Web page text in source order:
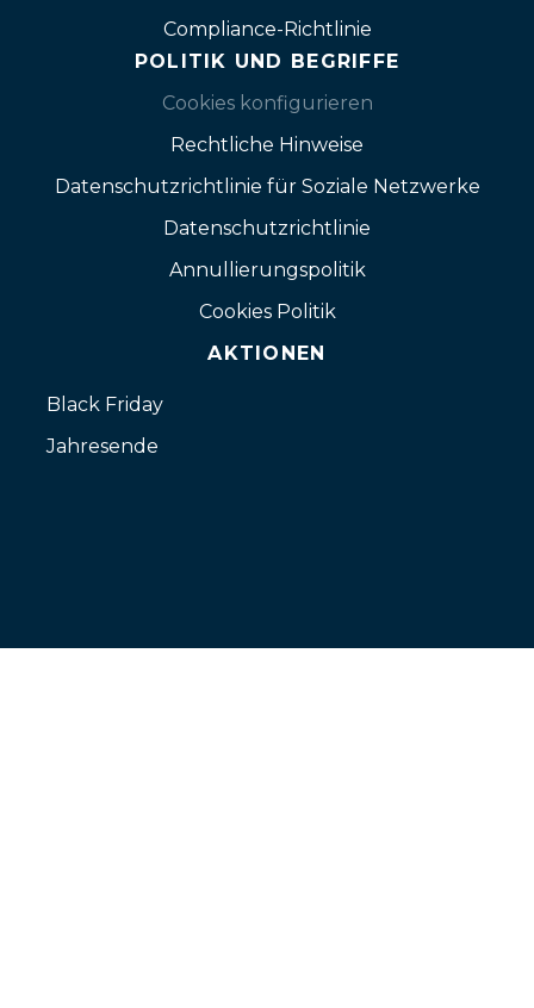
Compliance-Richtlinie
POLITIK UND BEGRIFFE
Cookies konfigurieren
Rechtliche Hinweise
Datenschutzrichtlinie für Soziale Netzwerke
Datenschutzrichtlinie
Annullierungspolitik
Cookies Politik
AKTIONEN
Black Friday
Jahresende